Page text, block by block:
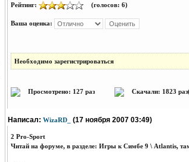
Рейтинг: (голосов: 6)
Ваша оценка:
Необходимо зарегистрироваться
Просмотрено: 127 раз Скачали: 1823
Написал: WizaRD_ (17 ноября 2007 03:49)
2 Pro-Sport
Читай на форуме, в разделе: Игры к Симбе 9 \ Atlantis,